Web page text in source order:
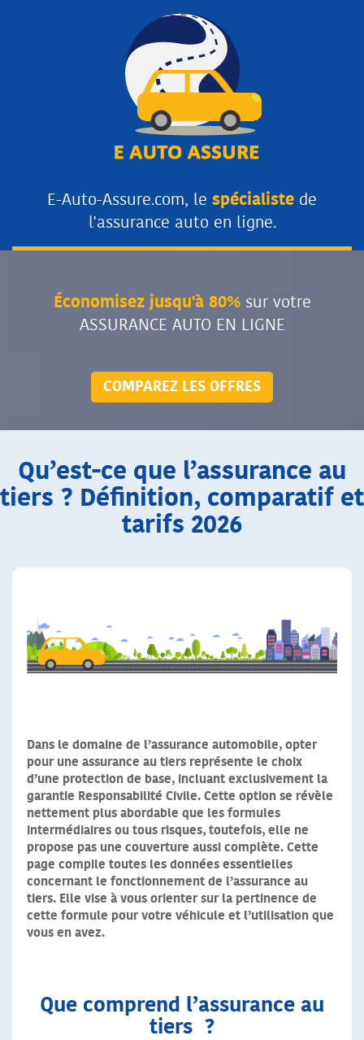
E-Auto-Assure.com, le spécialiste de
l'assurance auto en ligne.
Économisez jusqu'à 80% sur votre
ASSURANCE AUTO EN LIGNE
COMPAREZ LES OFFRES
Qu’est-ce que l’assurance au
tiers ? Définition, comparatif et
tarifs 2026
Dans le domaine de l’assurance automobile, opter
pour une assurance au tiers représente le choix
d’une protection de base, incluant exclusivement la
garantie Responsabilité Civile. Cette option se révèle
nettement plus abordable que les formules
intermédiaires ou tous risques, toutefois, elle ne
propose pas une couverture aussi complète. Cette
page compile toutes les données essentielles
concernant le fonctionnement de l’assurance au
tiers. Elle vise à vous orienter sur la pertinence de
cette formule pour votre véhicule et l’utilisation que
vous en avez.
Que comprend l’assurance au
tiers ?